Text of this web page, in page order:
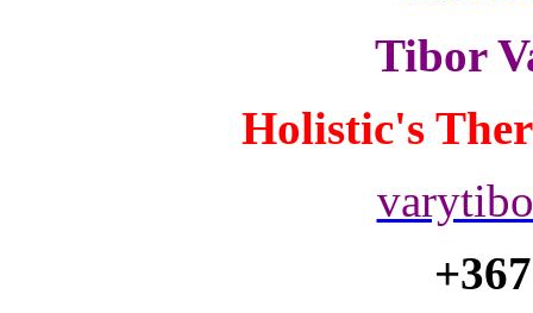
Tibor
Holistic's